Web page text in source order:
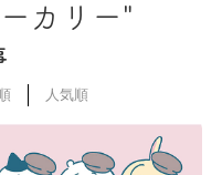
カリー"
人気順